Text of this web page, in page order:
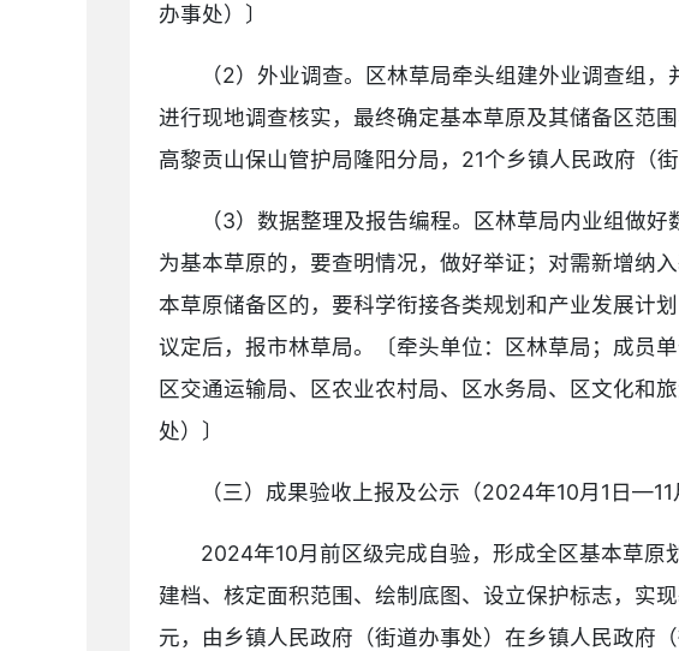
办事处）〕
（2）外业调查。区林草局牵头组建外业调查组
进行现地调查核实，最终确定基本草原及其储备区范
高黎贡山保山管护局隆阳分局，21个乡镇人民政府（街
（3）数据整理及报告编程。区林草局内业组做
为基本草原的，要查明情况，做好举证；对需新增纳
本草原储备区的，要科学衔接各类规划和产业发展计
议定后，报市林草局。〔牵头单位：区林草局；成员
区交通运输局、区农业农村局、区水务局、区文化和
处）〕
（三）成果验收上报及公示（2024年10月1日—11
2024年10月前区级完成自验，形成全区基本草
建档、核定面积范围、绘制底图、设立保护标志，实
元，由乡镇人民政府（街道办事处）在乡镇人民政府